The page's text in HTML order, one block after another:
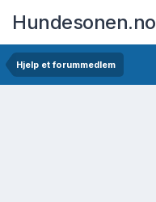
Hundesonen.no
Hjelp et forummedlem